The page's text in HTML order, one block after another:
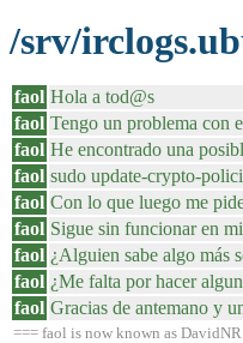
/srv/
faol Hola a tod@s
faol Tengo un problema con
faol He encontrado una
faol sudo update-crypto-
faol Con lo que luego me
faol Sigue sin funcionar en
faol ¿Alguien sabe algo más
faol ¿Me falta por hacer
faol Gracias de antemano y
=== faol is now known as DavidNR